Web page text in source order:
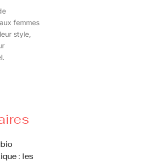
femmes
style,
: les